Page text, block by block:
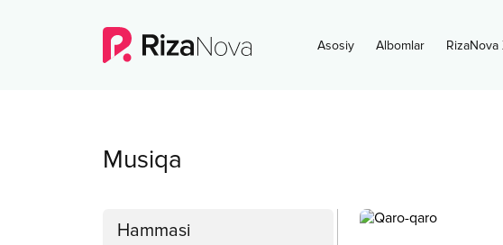
Asosiy Albomlar RizaNova
Musiqa
Hammasi